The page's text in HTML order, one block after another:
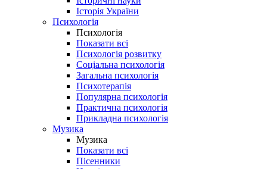
Історія України
Психологія
Психологія
Показати всі
Психологія розвитку
Соціальна психологія
Загальна психологія
Психотерапія
Популярна психологія
Практична психологія
Прикладна психологія
Музика
Музика
Показати всі
Пісенники